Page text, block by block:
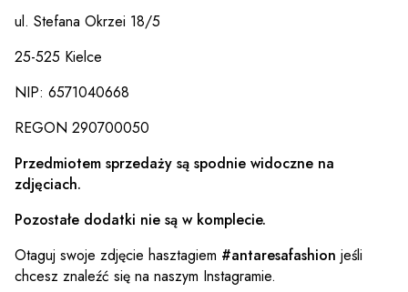
ul. Stefana Okrzei 18/5
25-525 Kielce
NIP: 6571040668
REGON 290700050
Przedmiotem sprzedaży są spodnie widoczne na
zdjęciach.
Pozostałe dodatki nie są w komplecie.
Otaguj swoje zdjęcie hasztagiem #antaresafashion jeśli
chcesz znaleźć się na naszym Instagramie.